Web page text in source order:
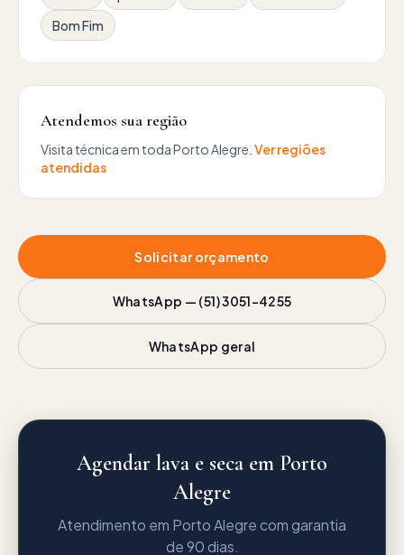
Bom Fim
Atendemos sua região
Visita técnica em toda Porto Alegre. Ver regiões
atendidas
Solicitar orçamento
WhatsApp — (51) 3051-4255
WhatsApp geral
Agendar lava e seca em Porto
Alegre
Atendimento em Porto Alegre com garantia
de 90 dias.